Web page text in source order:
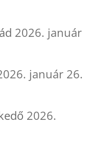
2026. január
január 26.
2026.